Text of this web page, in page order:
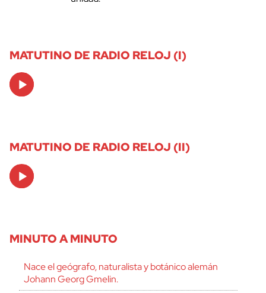
MATUTINO DE RADIO RELOJ (I)
Audio
Player
MATUTINO DE RADIO RELOJ (II)
Audio
Player
MINUTO A MINUTO
Nace el geógrafo, naturalista y botánico alemán
Johann Georg Gmelin.